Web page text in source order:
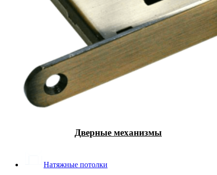
Дверные механизмы
Натяжные потолки